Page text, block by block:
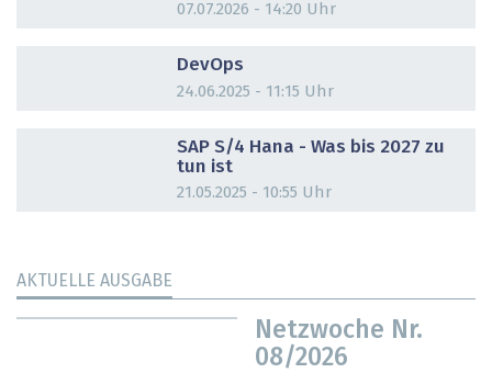
07.07.2026 - 14:20 Uhr
DevOps
24.06.2025 - 11:15 Uhr
SAP S/4 Hana - Was bis 2027 zu
tun ist
21.05.2025 - 10:55 Uhr
AKTUELLE AUSGABE
Netzwoche Nr.
08/2026